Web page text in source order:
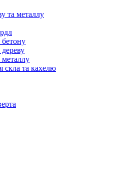
та металлу
скла та кахелю